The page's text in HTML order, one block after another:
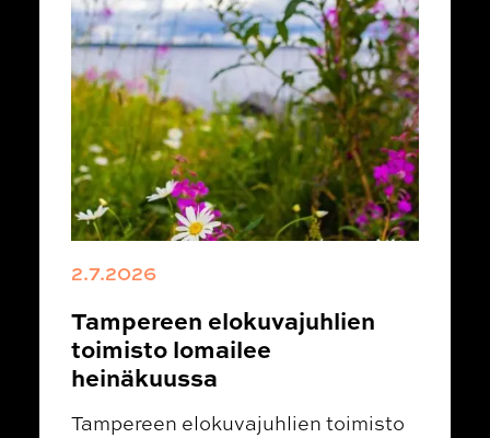
2.7.2026
Tampereen elokuvajuhlien
toimisto lomailee
heinäkuussa
Tampereen elokuvajuhlien toimisto